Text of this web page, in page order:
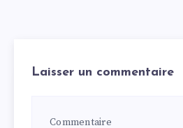
Laisser un commentaire